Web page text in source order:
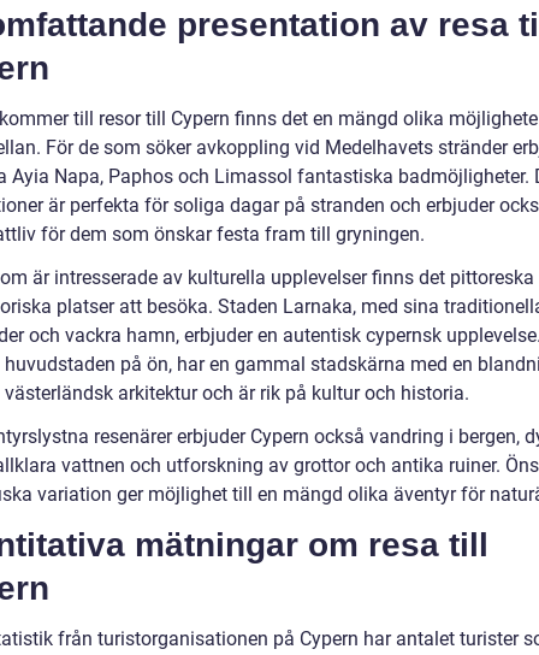
presentation av resa
till resor till Cypern finns det en mängd olika
För de som söker avkoppling vid Medelhavets stränder
Ayia Napa, Paphos och Limassol fantastiska badmöjligheter.
är perfekta för soliga dagar på stranden och erbjuder
för dem som önskar festa fram till gryningen.
är intresserade av kulturella upplevelser finns det pittoreska
platser att besöka. Staden Larnaka, med sina
och vackra hamn, erbjuder en autentisk cypernsk
huvudstaden på ön, har en gammal stadskärna med en
västerländsk arkitektur och är rik på kultur och historia.
resenärer erbjuder Cypern också vandring i bergen,
vattnen och utforskning av grottor och antika ruiner. Öns
variation ger möjlighet till en mängd olika äventyr för
mätningar om resa till
från turistorganisationen på Cypern har antalet turister